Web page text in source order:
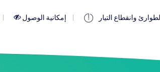
وانقطاع التيار إمكانية الوصول